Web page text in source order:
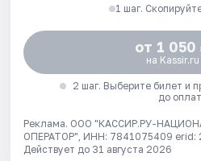
1 шаг.
от 1 050
на Kassir.ru
2 шаг. Выберите билет и
до
Реклама. ООО "КАССИР.РУ-
ОПЕРАТОР", ИНН: 7841075409 erid:
Действует до 31 августа 2026